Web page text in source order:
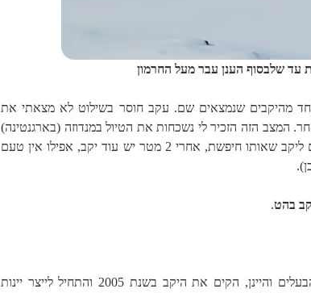
באחד מהיקבים שנמצאים שם. עקב חוסר בשילוט לא מצאתי את
המצב הזה הזכיר לי נשכחות את הטיול במנדוזה (בארגנטינה)
וגם בעמק נאפה (בארה"ב). אם לא מגיעים ליקב שאותו חיפשת, אחרי 2 מטר יש עוד יקב, אפילו אין טעם
בהט.
עופר בהט, הבעלים והיינן, הקים את היקב בשנת 2005 והתחיל לייצר יינות